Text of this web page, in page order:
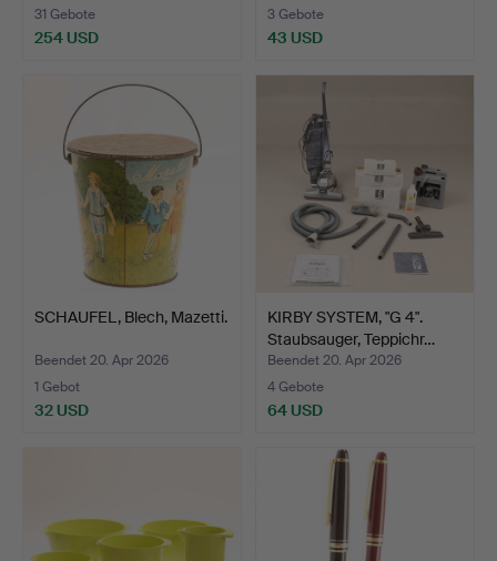
31 Gebote
254 USD
3 Gebote
43 USD
SCHAUFEL, Blech, Mazetti.
Beendet 20. Apr 2026
1 Gebot
32 USD
KIRBY SYSTEM, "G 4".
Staubsauger, Teppichr…
Beendet 20. Apr 2026
4 Gebote
64 USD